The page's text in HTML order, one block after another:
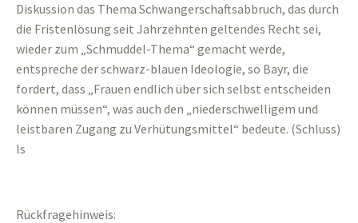
Diskussion das Thema Schwangerschaftsabbruch, das durch
die Fristenlösung seit Jahrzehnten geltendes Recht sei,
wieder zum „Schmuddel-Thema“ gemacht werde,
entspreche der schwarz-blauen Ideologie, so Bayr, die
fordert, dass „Frauen endlich über sich selbst entscheiden
können müssen“, was auch den „niederschwelligem und
leistbaren Zugang zu Verhütungsmittel“ bedeute. (Schluss)
ls
Rückfragehinweis: